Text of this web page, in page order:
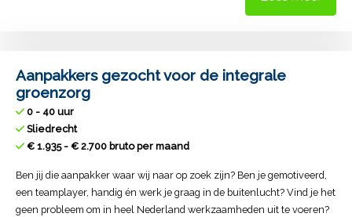
Aanpakkers gezocht voor de integrale
groenzorg
0 - 40 uur
Sliedrecht
€ 1.935 - € 2.700 bruto per maand
Ben jij die aanpakker waar wij naar op zoek zijn? Ben je gemotiveerd,
een teamplayer, handig én werk je graag in de buitenlucht? Vind je het
geen probleem om in heel Nederland werkzaamheden uit te voeren?